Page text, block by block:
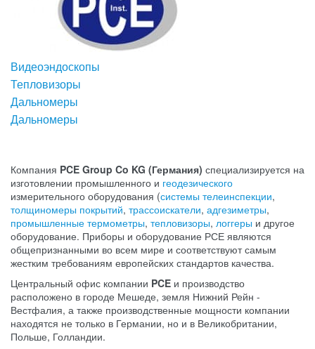
Видеоэндоскопы
Тепловизоры
Дальномеры
Дальномеры
Компания PCE Group Co KG (Германия) специализируется на
изготовлении промышленного и геодезического
измерительного оборудования (системы телеинспекции,
толщиномеры покрытий, трассоискатели, адгезиметры,
промышленные термометры, тепловизоры, логгеры и другое
оборудование. Приборы и оборудование РСЕ являются
общепризнанными во всем мире и соответствуют самым
жестким требованиям европейских стандартов качества.
Центральный офис компании PCE и производство
расположено в городе Мешеде, земля Нижний Рейн -
Вестфалия, а также производственные мощности компании
находятся не только в Германии, но и в Великобритании,
Польше, Голландии.